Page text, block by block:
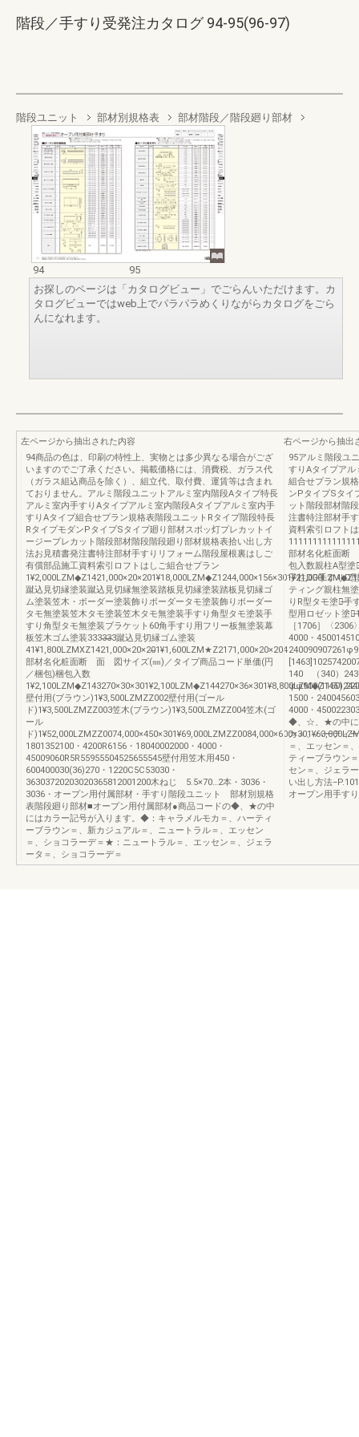
階段／手すり受発注カタログ 94-95(96-97)
階段ユニット 部材別規格表 部材階段／階段廻り部材
94
95
お探しのページは「カタログビュー」でごらんいただけます。カ
タログビューではweb上でパラパラめくりながらカタログをごら
んになれます。
左ページから抽出された内容
94商品の色は、印刷の特性上、実物とは多少異なる場合がござ
いますのでご了承ください。掲載価格には、消費税、ガラス代
（ガラス組込商品を除く）、組立代、取付費、運賃等は含まれ
ておりません。アルミ階段ユニットアルミ室内階段Aタイプ特長
アルミ室内手すりAタイプアルミ室内階段Aタイプアルミ室内手
すりAタイプ組合せプラン規格表階段ユニットRタイプ階段特長
RタイプモダンPタイプSタイプ廻り部材スポッ灯プレカットイ
ージープレカット階段部材階段階段廻り部材規格表拾い出し方
法お見積書発注書特注部材手すりリフォーム階段屋根裏はしご
有償部品施工資料索引ロフトはしご組合せプラン
蹴込見切縁塗装蹴込見切縁無塗装踏板見切縁塗装踏板見切縁ゴ
ム塗装笠木・ボーダー塗装飾りボーダータモ塗装飾りボーダー
タモ無塗装笠木タモ塗装笠木タモ無塗装手すり角型タモ塗装手
すり角型タモ無塗装ブラケット60角手すり用フリー板無塗装幕
板笠木ゴム塗装3333̶3̶̶̶̶̶̶3蹴込見切縁ゴム塗装
41¥1,800LZMXZ1421,000×20×20̶1¥1,600LZM★Z2171,000×20×204
部材名化粧面断 面 図サイズ(㎜)／タイプ商品コード単価(円
／梱包)梱包入数
壁付用(ブラウン)1¥3,500LZMZZ002壁付用(ゴール
ド)1¥3,500LZMZZ003笠木(ブラウン)1¥3,500LZMZZ004笠木(ゴ
ール
ド
1801352100・4200R6156・18040002000・4000・
45009060R5R55955504525655545壁付用笠木用450・
600400030(36)270・1220C5C53030・
36303720203020365812001200木ねじ 5.5×70…2本・3036・
3036・オープン用付属部材・手すり階段ユニット 部材別規格
表階段廻り部材■オープン用付属部材●商品コードの◆、★の中
にはカラー記号が入ります。◆：キャラメルモカ＝、ハーティ
ーブラウン＝、新カジュアル＝、ニュートラル＝、エッセン
＝、ショコラーデ＝★：ニュートラル＝、エッセン＝、ジェラ
ータ＝、ショコラーデ＝
右ページから抽出
95アルミ階段ユ
すりAタイプアル
組合せプラン規
ンPタイプSタイ
ット階段部材階
注書特注部材手
資料索引ロフト
部材名化粧面断
包入数親柱A型塗
子柱D型̶手すりD
ティング親柱無塗
りR型タモ塗装̶手
型用ロゼット塗
［1706］〈
4000・
140 （340）
1500・
4000・
◆、☆、★の中に
カ＝、ハーティ
＝、エッセン＝
ティーブラウン
セン＝、ジェラ
い出し方法
オープン用手す